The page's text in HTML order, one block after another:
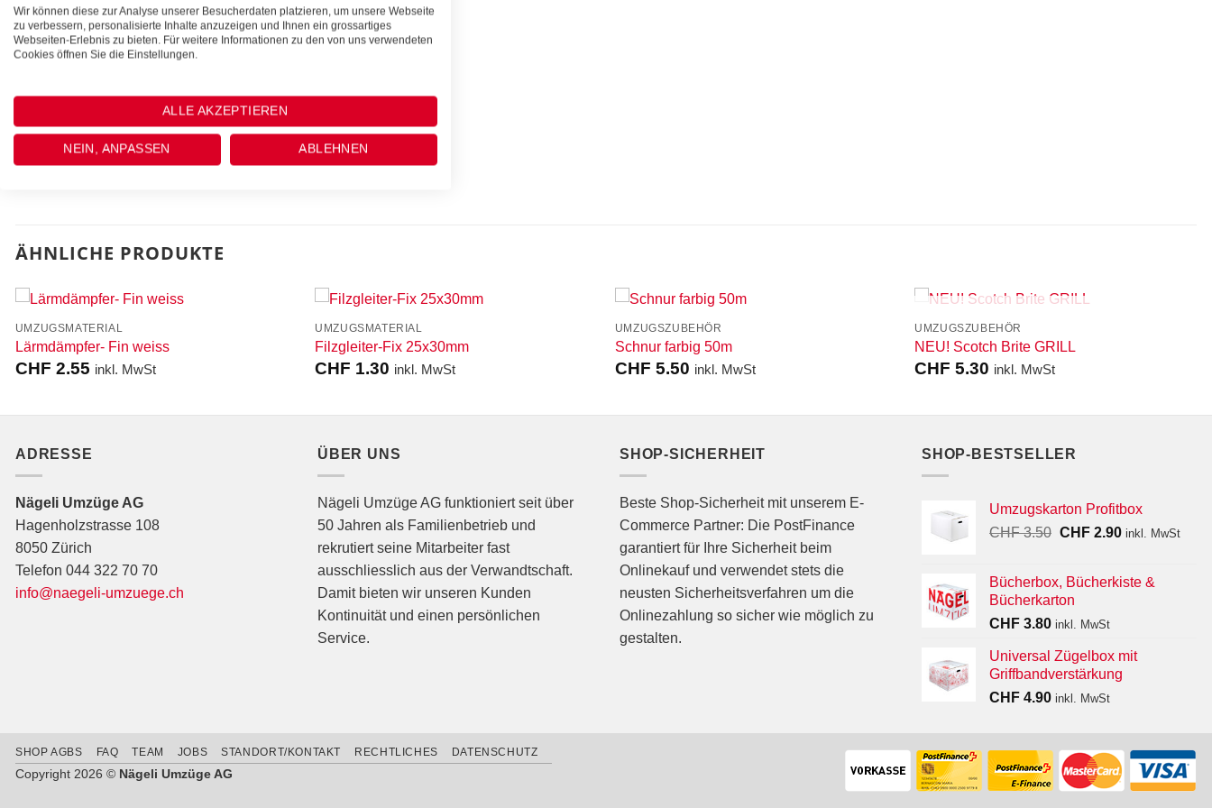
Filzschoner Soft weiss
24 Stk 11mm
20 Stk 16mm
ÄHNLICHE PRODUKTE
UMZUGSMATERIAL
Lärmdämpfer- Fin weiss
CHF 2.55 inkl. MwSt
UMZUGSMATERIAL
Filzgleiter-Fix 25x30mm
CHF 1.30 inkl. MwSt
UMZUGSZUBEHÖR
Schnur farbig 50m
CHF 5.50 inkl. MwSt
NICHT VORRÄTIG
UMZUGSZUBEHÖR
NEU! Scotch Brite GRILL
CHF 5.30 inkl. MwSt
ADRESSE
Nägeli Umzüge AG
Hagenholzstrasse 108
8050 Zürich
Telefon 044 322 70 70
info@naegeli-umzuege.ch
ÜBER UNS
Nägeli Umzüge AG funktioniert seit über
50 Jahren als Familienbetrieb und
rekrutiert seine Mitarbeiter fast
ausschliesslich aus der Verwandtschaft.
Damit bieten wir unseren Kunden
Kontinuität und einen persönlichen
Service.
SHOP-SICHERHEIT
Beste Shop-Sicherheit mit unserem E-
Commerce Partner: Die PostFinance
garantiert für Ihre Sicherheit beim
Onlinekauf und verwendet stets die
neusten Sicherheitsverfahren um die
Onlinezahlung so sicher wie möglich zu
gestalten.
SHOP-BESTSELLER
Umzugskarton Profitbox
CHF3.50 Ursprünglicher
CHF 3.50
CHF2.90Aktueller
CHF 2.90.
inkl. MwSt
Bücherbox, Bücherkiste &
Bücherkarton
CHF 3.80 inkl. MwSt
Universal Zügelbox mit
Griffbandverstärkung
CHF 4.90 inkl. MwSt
SHOP AGBS FAQ TEAM JOBS STANDORT/KONTAKT RECHTLICHES DATENSCHUTZ
Copyright 2026 © Nägeli Umzüge AG
Wir können diese zur Analyse unserer Besucherdaten platzieren, um unsere Webseite
zu verbessern, personalisierte Inhalte anzuzeigen und Ihnen ein grossartiges
Webseiten-Erlebnis zu bieten. Für weitere Informationen zu den von uns verwendeten
Cookies öffnen Sie die Einstellungen.
ALLE AKZEPTIEREN
NEIN, ANPASSEN ABLEHNEN